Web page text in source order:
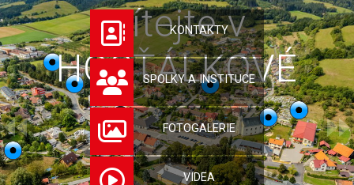
Vítejte v
HOŠŤÁLKOVÉ
KONTAKTY
SPOLKY A INSTITUCE
FOTOGALERIE
VIDEA